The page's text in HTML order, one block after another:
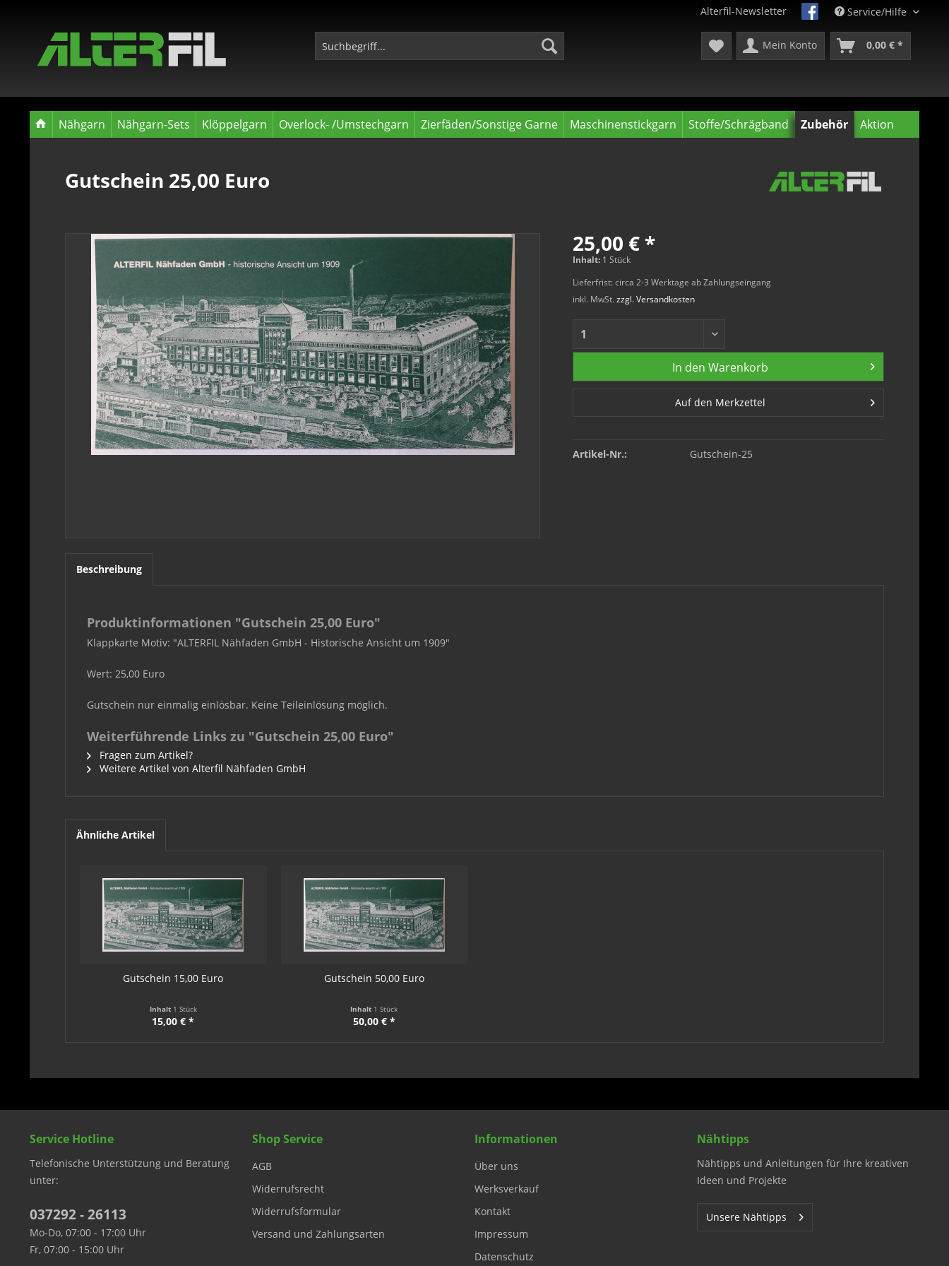
Service/Hilfe
Alterfil-Newsletter
Mein Konto 0,00 € *
Nähgarn Nähgarn-Sets Klöppelgarn Overlock- /Umstechgarn Zierfäden/Sonstige Garne Maschinenstickgarn Stoffe/Schrägband Zubehör Aktion
Gutschein 25,00 Euro
25,00 € *
Inhalt: 1 Stück
Lieferfrist: circa 2-3 Werktage ab Zahlungseingang
inkl. MwSt.zzgl. Versandkosten
In den Warenkorb
Auf den Merkzettel
Artikel-Nr.: Gutschein-25
Beschreibung
Produktinformationen "Gutschein 25,00 Euro"
Klappkarte Motiv: "ALTERFIL Nähfaden GmbH - Historische Ansicht um 1909"
Wert: 25,00 Euro
Gutschein nur einmalig einlösbar. Keine Teileinlösung möglich.
Weiterführende Links zu "Gutschein 25,00 Euro"
Fragen zum Artikel?
Weitere Artikel von Alterfil Nähfaden GmbH
Ähnliche Artikel
Gutschein 15,00 Euro
Inhalt 1 Stück
15,00 € *
Gutschein 50,00 Euro
Inhalt 1 Stück
50,00 € *
Service Hotline
Telefonische Unterstützung und Beratung
unter:
037292 - 26113
Mo-Do, 07:00 - 17:00 Uhr
Fr, 07:00 - 15:00 Uhr
Shop Service
AGB
Widerrufsrecht
Widerrufsformular
Versand und Zahlungsarten
Informationen
Über uns
Werksverkauf
Kontakt
Impressum
Datenschutz
Nähtipps
Nähtipps und Anleitungen für Ihre kreativen
Ideen und Projekte
Unsere Nähtipps